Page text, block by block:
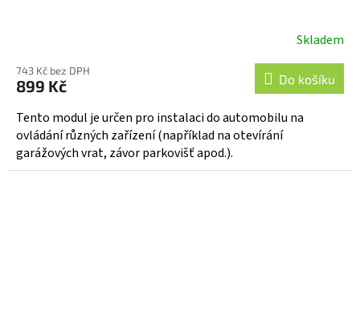
Skladem
743 Kč bez DPH
899 Kč Do košíku
Tento modul je určen pro instalaci do automobilu na
ovládání různých zařízení (například na otevírání
garážových vrat, závor parkovišť apod.).